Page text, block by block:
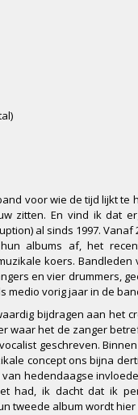
voor wie de tijd lijkt
zitten. En vind ik dat
al sinds 1997.
albums af, het
koers.
en vier drummers,
medio vorig jaar in de
bijdragen aan het
waar het de zanger
geschreven.
concept ons bijna
hedendaagse
had, ik dacht dat ik
tweede album wordt